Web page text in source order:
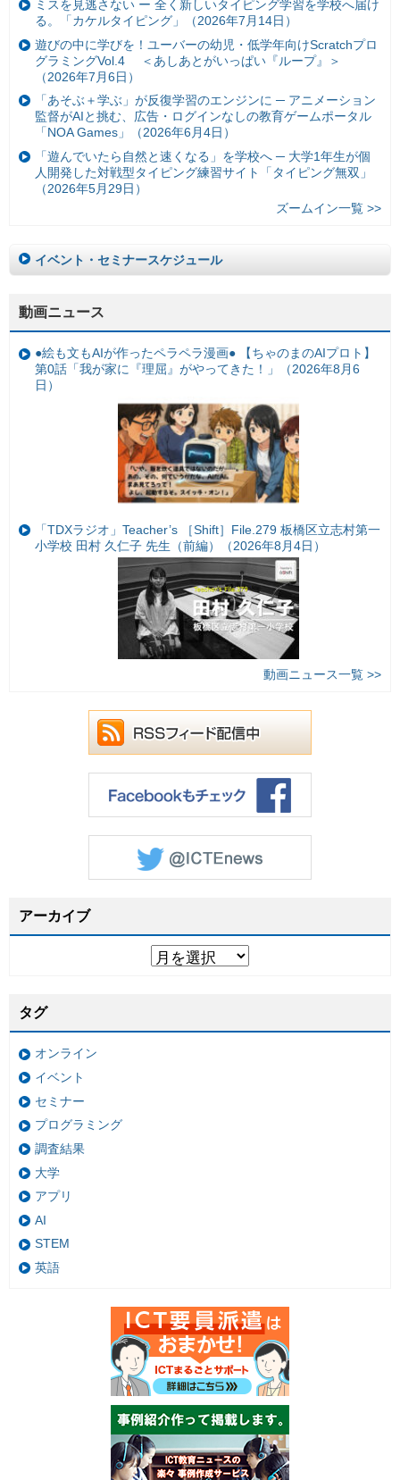
ミスを見逃さない ー 全く新しいタイピング学習を学校へ届け
る。「カケルタイピング」（2026年7月14日）
遊びの中に学びを！ユーバーの幼児・低学年向けScratchプロ
グラミングVol.4 ＜あしあとがいっぱい『ループ』＞
（2026年7月6日）
「あそぶ＋学ぶ」が反復学習のエンジンに ─ アニメーション
監督がAIと挑む、広告・ログインなしの教育ゲームポータル
「NOA Games」（2026年6月4日）
「遊んでいたら自然と速くなる」を学校へ ─ 大学1年生が個
人開発した対戦型タイピング練習サイト「タイピング無双」
（2026年5月29日）
ズームイン一覧 >>
イベント・セミナースケジュール
動画ニュース
●絵も文もAIが作ったペラペラ漫画● 【ちゃのまのAIプロト】
第0話「我が家に『理屈』がやってきた！」（2026年8月6
日）
「TDXラジオ」Teacher’s ［Shift］File.279 板橋区立志村第一
小学校 田村 久仁子 先生（前編）（2026年8月4日）
動画ニュース一覧 >>
アーカイブ
タグ
オンライン
イベント
セミナー
プログラミング
調査結果
大学
アプリ
AI
STEM
英語